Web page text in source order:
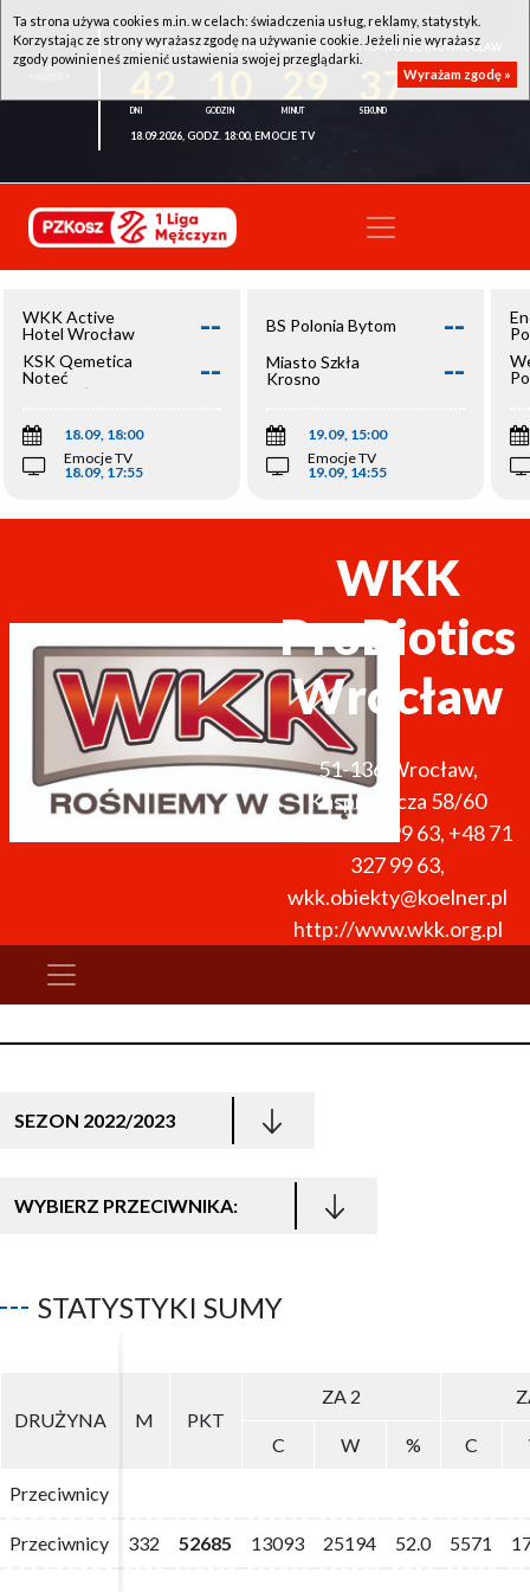
WKK ACTIVE HOTEL WROCŁAW - KSK QEMETICA NOTEĆ INOWROCŁAW
37
18.09.2026, GODZ. 18:00, EMOCJE TV
WKK Active
Hotel Wrocław
--
KSK Qemetica
Noteć
Inowrocław
--
18.09, 18:00
Emocje TV
18.09, 17:55
BS Polonia Bytom --
Miasto Szkła
Krosno
--
19.09, 15:00
Emocje TV
19.09, 14:55
WKK
ProBiotics
Wrocław
51-136 Wrocław,
Kasprowicza 58/60
+48 71 327 99 63, +48 71
327 99 63,
wkk.obiekty@koelner.pl
http://www.wkk.org.pl
SEZON 2022/2023
WYBIERZ PRZECIWNIKA:
STATYSTYKI SUMY
DRUŻYNA M PKT
ZA 2
C W % C
Przeciwnicy
Przeciwnicy 332 52685 13093 25194 52.0 5571
DRUŻYNA M PKT
ZA 2
C W % C
Przeciwnicy
Przeciwnicy 332 52685 13093 25194 52.0 5571
Ta strona używa cookies m.in. w celach: świadczenia usług, reklamy, statystyk.
Korzystając ze strony wyrażasz zgodę na używanie cookie. Jeżeli nie wyrażasz
zgody powinieneś zmienić ustawienia swojej przeglądarki.
Wyrażam zgodę »